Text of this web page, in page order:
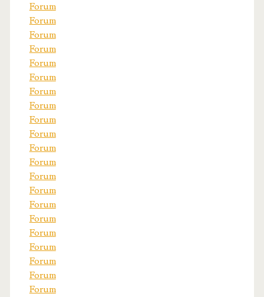
Forum
Forum
Forum
Forum
Forum
Forum
Forum
Forum
Forum
Forum
Forum
Forum
Forum
Forum
Forum
Forum
Forum
Forum
Forum
Forum
Forum